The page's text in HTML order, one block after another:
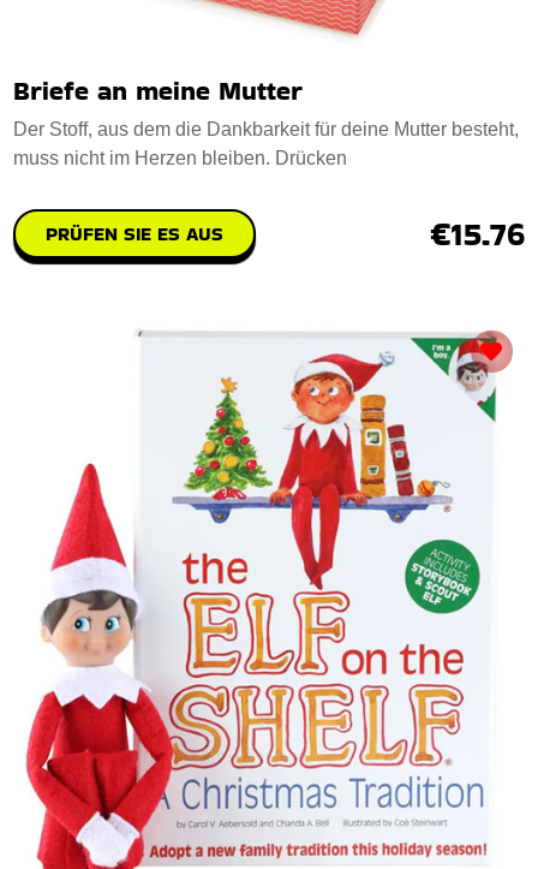
Briefe an meine Mutter
Der Stoff, aus dem die Dankbarkeit für deine Mutter besteht,
muss nicht im Herzen bleiben. Drücken
PRÜFEN SIE ES AUS €15.76